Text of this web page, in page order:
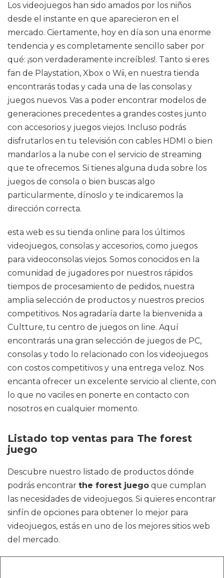
Los videojuegos han sido amados por los niños
desde el instante en que aparecieron en el
mercado. Ciertamente, hoy en día son una enorme
tendencia y es completamente sencillo saber por
qué: ¡son verdaderamente increíbles!. Tanto si eres
fan de Playstation, Xbox o Wii, en nuestra tienda
encontrarás todas y cada una de las consolas y
juegos nuevos. Vas a poder encontrar modelos de
generaciones precedentes a grandes costes junto
con accesorios y juegos viejos. Incluso podrás
disfrutarlos en tu televisión con cables HDMI o bien
mandarlos a la nube con el servicio de streaming
que te ofrecemos. Si tienes alguna duda sobre los
juegos de consola o bien buscas algo
particularmente, dínoslo y te indicaremos la
dirección correcta.
esta web es su tienda online para los últimos
videojuegos, consolas y accesorios, como juegos
para videoconsolas viejos. Somos conocidos en la
comunidad de jugadores por nuestros rápidos
tiempos de procesamiento de pedidos, nuestra
amplia selección de productos y nuestros precios
competitivos. Nos agradaría darte la bienvenida a
Cultture, tu centro de juegos on line. Aquí
encontrarás una gran selección de juegos de PC,
consolas y todo lo relacionado con los videojuegos
con costos competitivos y una entrega veloz. Nos
encanta ofrecer un excelente servicio al cliente, con
lo que no vaciles en ponerte en contacto con
nosotros en cualquier momento.
Listado top ventas para The forest
juego
Descubre nuestro listado de productos dónde
podrás encontrar the forest juego que cumplan
las necesidades de videojuegos. Si quieres encontrar
sinfín de opciones para obtener lo mejor para
videojuegos, estás en uno de los mejores sitios web
del mercado.